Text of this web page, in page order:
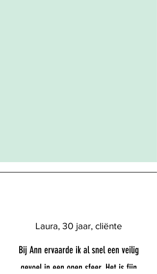
Laura, 30 jaar, cliënte
Bij Ann ervaarde ik al snel een veilig
gevoel in een open sfeer. Het is fijn